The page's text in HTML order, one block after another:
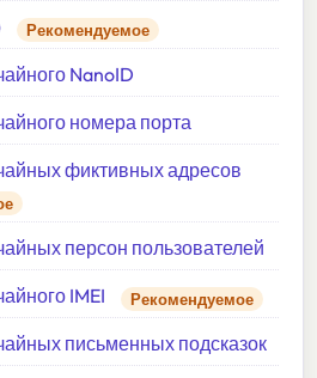
Рекомендуемое
NanoID
номера порта
фиктивных адресов
персон пользователей
IMEI
Рекомендуемое
письменных подсказок